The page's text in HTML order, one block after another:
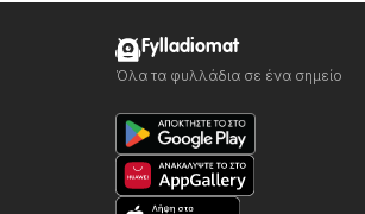
Fylladiomat
Όλα τα φυλλάδια σε ένα σημείο